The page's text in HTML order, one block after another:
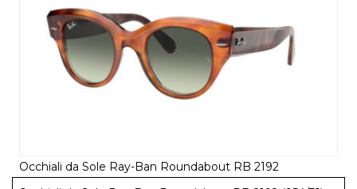
Occhiali da Sole Ray-Ban Roundabout RB 2192